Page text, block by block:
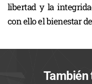
libertad y la
con ello el bienestar
También